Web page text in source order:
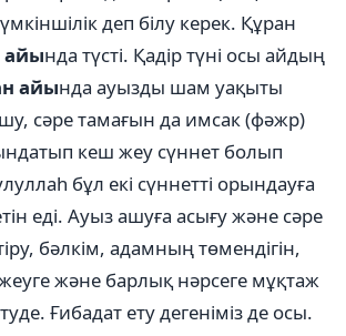
деп білу керек. Құран
айында түсті. Қадір түні осы айдың
айында ауызды шам уақыты
сәре тамағын да имсак (фәжр)
кеш жеу сүннет болып
бұл екі сүннетті орындауға
еді. Ауыз ашуға асығу және сәре
бәлкім, адамның төмендігін,
жеуге және барлық нәрсеге мұқтаж
Ғибадат ету дегеніміз де осы.